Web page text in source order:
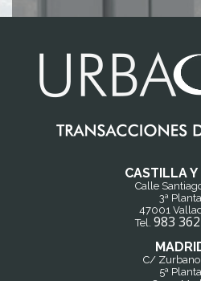
CASTILLA Y
Calle
3ª Planta
47001
Tel. 983
C/
5ª Planta